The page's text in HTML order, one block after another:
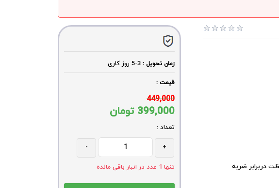
دربرابر ضربه
زمان تحویل : 3-5 روز کاری
قیمت :
449,000
399,000 تومان
تعداد :
+
-
تنها 1 عدد در انبار باقی مانده